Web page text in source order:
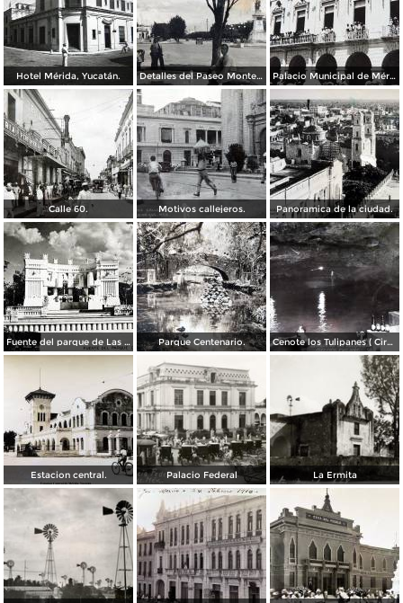
Hotel Mérida, Yucatán. Detalles del Paseo Montejo. Palacio Municipal de Mérida, Yucatán.
Calle 60. Motivos callejeros. Panoramica de la ciudad.
Fuente del parque de Las Americas. ( Circulada el 15 de Diciembre de 1938 ). Parque Centenario. Cenote los Tulipanes ( Circulada el 11 de Junio de 1966 ).
Estacion central. Palacio Federal La Ermita